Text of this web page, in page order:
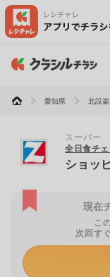
愛知県 北設
スーパー
全日食チ
ショッ
現在
こ
次回す